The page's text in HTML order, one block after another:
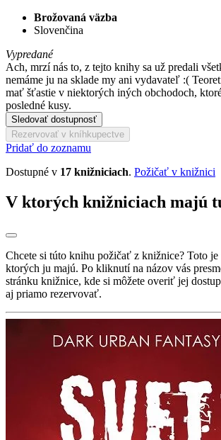
Brožovaná väzba
Slovenčina
Vypredané
Ach, mrzí nás to, z tejto knihy sa už predali
nemáme ju na sklade my ani vydavateľ :(
mať šťastie v niektorých iných obchodoch,
posledné kusy.
Sledovať dostupnosť
Rezervovať v kníhkupectve
Pridať do zoznamu
Dostupné v 17 knižniciach. Požičať v knižnici
V ktorých knižniciach majú
Chcete si túto knihu požičať z knižnice? Toto
ktorých ju majú. Po kliknutí na názov vás
stránku knižnice, kde si môžete overiť jej
aj priamo rezervovať.